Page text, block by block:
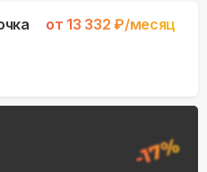
от 13 332 ₽/месяц